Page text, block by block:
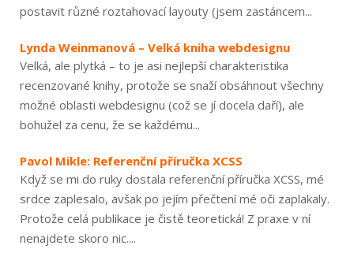
postavit různé roztahovací layouty (jsem zastáncem...
Lynda Weinmanová – Velká kniha webdesignu
Velká, ale plytká – to je asi nejlepší charakteristika
recenzované knihy, protože se snaží obsáhnout všechny
možné oblasti webdesignu (což se jí docela daří), ale
bohužel za cenu, že se každému...
Pavol Mikle: Referenční příručka XCSS
Když se mi do ruky dostala referenční příručka XCSS, mé
srdce zaplesalo, avšak po jejím přečtení mé oči zaplakaly.
Protože celá publikace je čistě teoretická! Z praxe v ní
nenajdete skoro nic....